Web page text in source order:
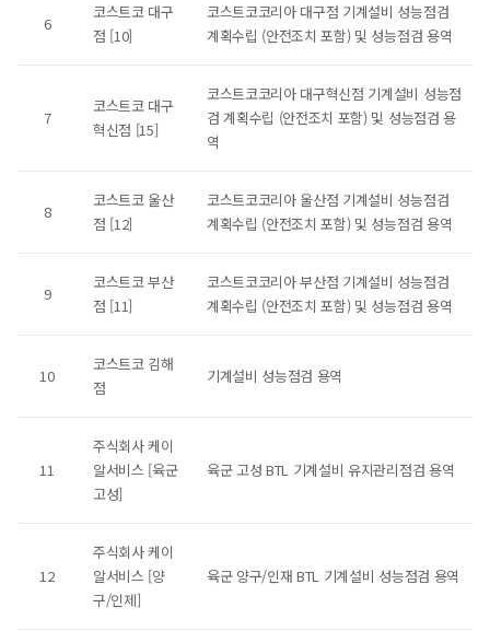
6
코스트코 대구
점 [10]
코스트코코리아 대구점 기계설비 성능점검
계획수립 (안전조치 포함) 및 성능점검 용역
7
코스트코 대구
혁신점 [15]
코스트코코리아 대구혁신점 기계설비 성능점
검 계획수립 (안전조치 포함) 및 성능점검 용
역
8
코스트코 울산
점 [12]
코스트코코리아 울산점 기계설비 성능점검
계획수립 (안전조치 포함) 및 성능점검 용역
9
코스트코 부산
점 [11]
코스트코코리아 부산점 기계설비 성능점검
계획수립 (안전조치 포함) 및 성능점검 용역
10
코스트코 김해
점
기계설비 성능점검 용역
11
주식회사 케이
알서비스 [육군
고성]
육군 고성 BTL 기계설비 유지관리점검 용역
12
주식회사 케이
알서비스 [양
구/인제]
육군 양구/인재 BTL 기계설비 성능점검 용역